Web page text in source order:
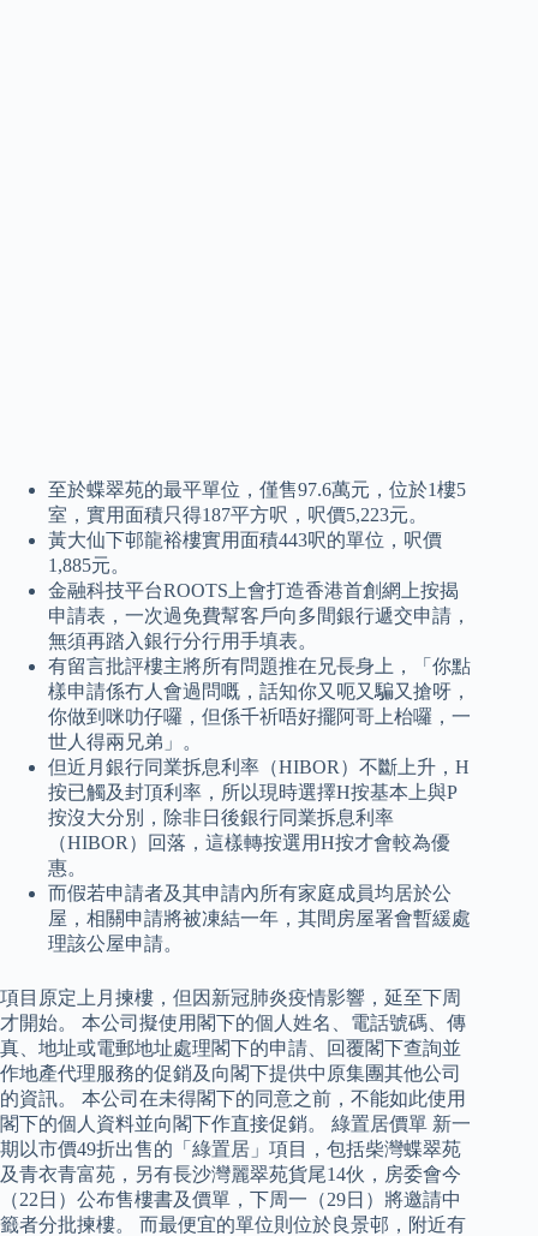
至於蝶翠苑的最平單位，僅售97.6萬元，位於1樓5
室，實用面積只得187平方呎，呎價5,223元。
黃大仙下邨龍裕樓實用面積443呎的單位，呎價
1,885元。
金融科技平台ROOTS上會打造香港首創網上按揭
申請表，一次過免費幫客戶向多間銀行遞交申請，
無須再踏入銀行分行用手填表。
有留言批評樓主將所有問題推在兄長身上，「你點
樣申請係冇人會過問嘅，話知你又呃又騙又搶呀，
你做到咪叻仔囉，但係千祈唔好擺阿哥上枱囉，一
世人得兩兄弟」。
但近月銀行同業拆息利率（HIBOR）不斷上升，H
按已觸及封頂利率，所以現時選擇H按基本上與P
按沒大分別，除非日後銀行同業拆息利率
（HIBOR）回落，這樣轉按選用H按才會較為優
惠。
而假若申請者及其申請內所有家庭成員均居於公
屋，相關申請將被凍結一年，其間房屋署會暫緩處
理該公屋申請。
項目原定上月揀樓，但因新冠肺炎疫情影響，延至下周
才開始。 本公司擬使用閣下的個人姓名、電話號碼、傳
真、地址或電郵地址處理閣下的申請、回覆閣下查詢並
作地產代理服務的促銷及向閣下提供中原集團其他公司
的資訊。 本公司在未得閣下的同意之前，不能如此使用
閣下的個人資料並向閣下作直接促銷。 綠置居價單 新一
期以市價49折出售的「綠置居」項目，包括柴灣蝶翠苑
及青衣青富苑，另有長沙灣麗翠苑貨尾14伙，房委會今
（22日）公布售樓書及價單，下周一（29日）將邀請中
籤者分批揀樓。 而最便宜的單位則位於良景邨，附近有